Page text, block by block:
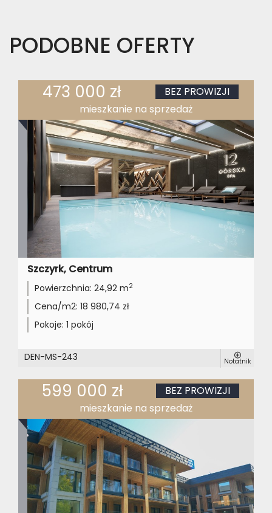
PODOBNE OFERTY
473 000 zł
BEZ PROWIZJI
mieszkanie na sprzedaż
Szczyrk, Centrum
Powierzchnia: 24,92 m2
Cena/m2: 18 980,74 zł
Pokoje: 1 pokój
DEN-MS-243 Notatnik
599 000 zł
BEZ PROWIZJI
mieszkanie na sprzedaż